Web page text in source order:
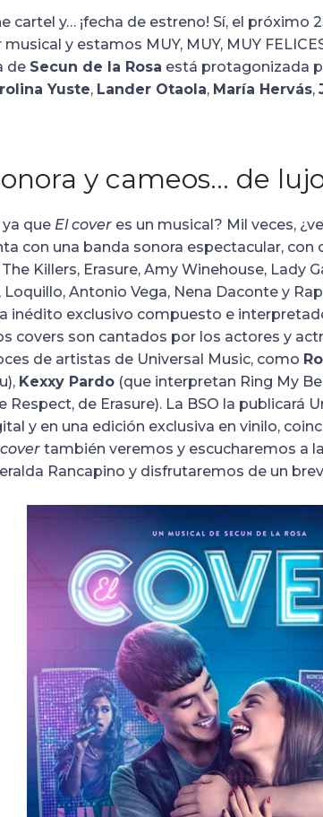
cartel y… ¡fecha de estreno! Sí, el próximo
y estamos MUY, MUY, MUY
de Secun de la Rosa está protagonizada
Yuste, Lander Otaola, María Hervás,
y cameos… de
que El cover es un musical? Mil veces,
con una banda sonora espectacular,
Killers, Erasure, Amy Winehouse, Lady
Loquillo, Antonio Vega, Nena Daconte y
inédito exclusivo compuesto e
covers son cantados por los actores y
de artistas de Universal Music, como
Kexxy Pardo (que interpretan Ring My
de Erasure). La BSO la publicará
y en una edición exclusiva en vinilo,
también veremos y escucharemos a
Rancapino y disfrutaremos de un